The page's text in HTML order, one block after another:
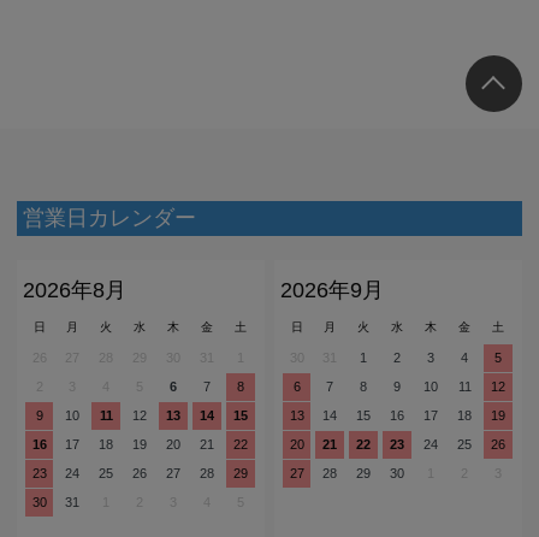
営業日カレンダー
2026年8月
日 月 火 水 木 金 土
26 27 28 29 30 31
2
3 5 6 7
8
9
10 11 12 13 14
15
16
17 18 19 20 21
22
23
24 25 26 27 28
29
30
31 2 3 5
2026年9月
日 月 火 水 木 金 土
30 31 1 2 3 4
5
6
7 8 9 10 11
12
13
14 15 16 17 18
19
20
21 22 23 24 25
26
27
28 29 30 2 3